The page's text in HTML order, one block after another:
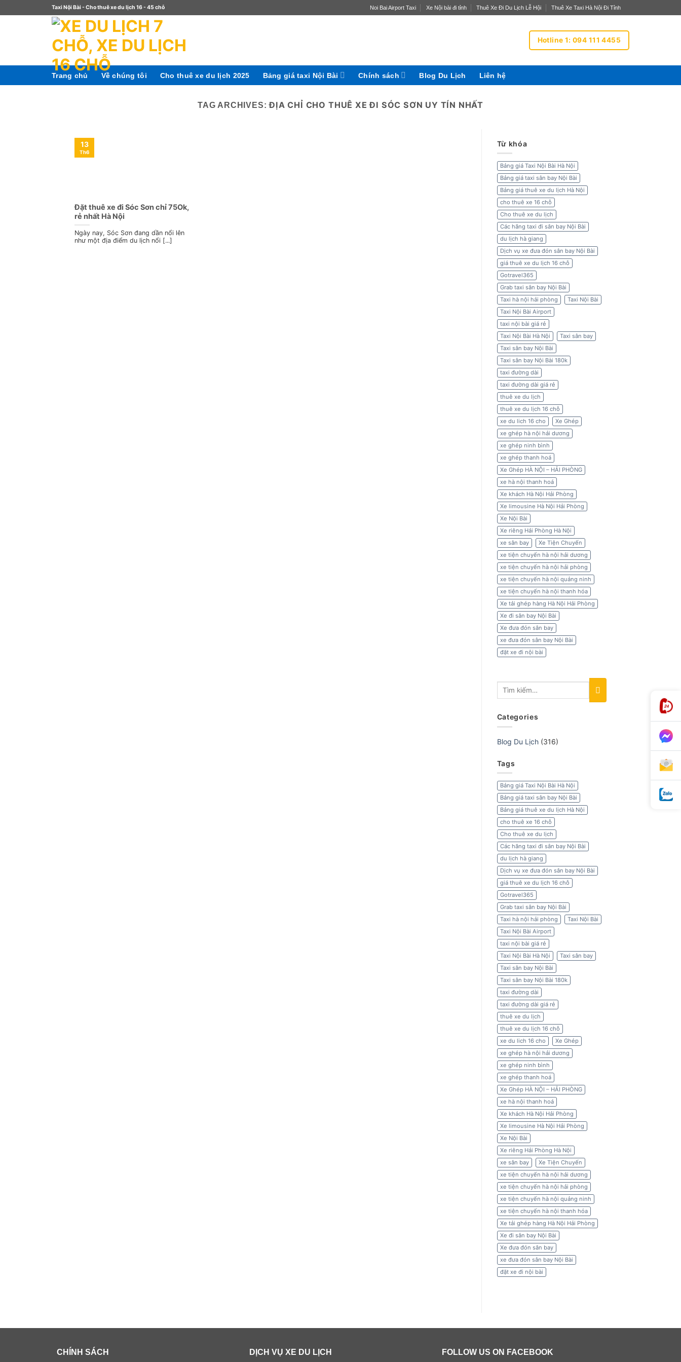
Taxi Nội Bài - Cho thuê xe du lịch 16 - 45 chỗ Noi Bai Airport Taxi Xe Nội bài đi tỉnh Thuê Xe Đi Du Lịch Lễ Hội Thuê Xe Taxi Hà Nội Đi Tỉnh
Hotline 1: 094 111 4455
Trang chủ Về chúng tôi Cho thuê xe du lịch 2025 Bảng giá taxi Nội Bài Chính sách Blog Du Lịch Liên hệ
TAG ARCHIVES:ĐỊA CHỈ CHO THUÊ XE ĐI SÓC SƠN UY TÍN NHẤT
Đặt thuê xe đi Sóc Sơn chỉ 75Ok,
rẻ nhất Hà Nội
Ngày nay, Sóc Sơn đang dần nổi lên
như một địa điểm du lịch nổi [...]
13
Th6
Từ khóa
Bảng giá Taxi Nội Bài Hà Nội
Bảng giá taxi sân bay Nội Bài
Bảng giá thuê xe du lịch Hà Nội
cho thuê xe 16 chỗ
Cho thuê xe du lịch
Các hãng taxi đi sân bay Nội Bài
du lịch hà giang
Dịch vụ xe đưa đón sân bay Nội Bài
giá thuê xe du lịch 16 chỗ
Gotravel365
Grab taxi sân bay Nội Bài
Taxi hà nội hải phòng
Taxi Nội Bài
Taxi Nội Bài Airport
taxi nội bài giá rẻ
Taxi Nội Bài Hà Nội
Taxi sân bay
Taxi sân bay Nội Bài
Taxi sân bay Nội Bài 180k
taxi đường dài
taxi đường dài giá rẻ
thuê xe du lịch
thuê xe du lịch 16 chỗ
xe du lich 16 cho
Xe Ghép
xe ghép hà nội hải dương
xe ghép ninh bình
xe ghép thanh hoá
Xe Ghép HÀ NỘI – HẢI PHÒNG
xe hà nội thanh hoá
Xe khách Hà Nội Hải Phòng
Xe limousine Hà Nội Hải Phòng
Xe Nội Bài
Xe riêng Hải Phòng Hà Nội
xe sân bay
Xe Tiện Chuyến
xe tiện chuyến hà nội hải dương
xe tiện chuyến hà nội hải phòng
xe tiện chuyến hà nội quảng ninh
xe tiện chuyến hà nội thanh hóa
Xe tải ghép hàng Hà Nội Hải Phòng
Xe đi sân bay Nội Bài
Xe đưa đón sân bay
xe đưa đón sân bay Nội Bài
đặt xe đi nội bài
Categories
Blog Du Lịch(316)
Tags
Bảng giá Taxi Nội Bài Hà Nội
Bảng giá taxi sân bay Nội Bài
Bảng giá thuê xe du lịch Hà Nội
cho thuê xe 16 chỗ
Cho thuê xe du lịch
Các hãng taxi đi sân bay Nội Bài
du lịch hà giang
Dịch vụ xe đưa đón sân bay Nội Bài
giá thuê xe du lịch 16 chỗ
Gotravel365
Grab taxi sân bay Nội Bài
Taxi hà nội hải phòng
Taxi Nội Bài
Taxi Nội Bài Airport
taxi nội bài giá rẻ
Taxi Nội Bài Hà Nội
Taxi sân bay
Taxi sân bay Nội Bài
Taxi sân bay Nội Bài 180k
taxi đường dài
taxi đường dài giá rẻ
thuê xe du lịch
thuê xe du lịch 16 chỗ
xe du lich 16 cho
Xe Ghép
xe ghép hà nội hải dương
xe ghép ninh bình
xe ghép thanh hoá
Xe Ghép HÀ NỘI – HẢI PHÒNG
xe hà nội thanh hoá
Xe khách Hà Nội Hải Phòng
Xe limousine Hà Nội Hải Phòng
Xe Nội Bài
Xe riêng Hải Phòng Hà Nội
xe sân bay
Xe Tiện Chuyến
xe tiện chuyến hà nội hải dương
xe tiện chuyến hà nội hải phòng
xe tiện chuyến hà nội quảng ninh
xe tiện chuyến hà nội thanh hóa
Xe tải ghép hàng Hà Nội Hải Phòng
Xe đi sân bay Nội Bài
Xe đưa đón sân bay
xe đưa đón sân bay Nội Bài
đặt xe đi nội bài
CHÍNH SÁCH DỊCH VỤ XE DU LỊCH FOLLOW US ON FACEBOOK